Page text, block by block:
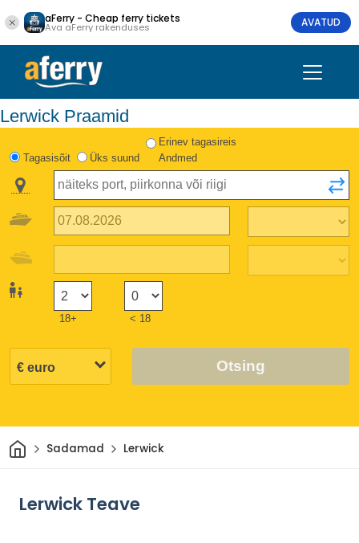
aFerry - Cheap ferry tickets
Ava aFerry rakenduses AVATUD
Lerwick Praamid
Tagasisõit Üks suund
Erinev tagasireis
Andmed
18+ < 18
Otsing
Avaleht
Sadamad Lerwick
Lerwick Teave